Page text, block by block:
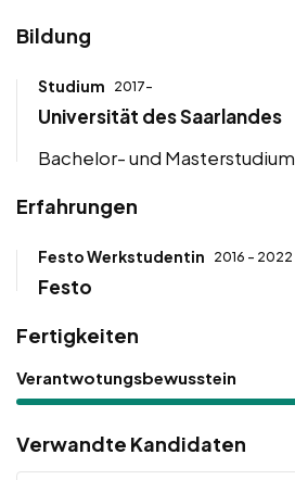
Bildung
Studium 2017-
Universität des Saarlandes
Bachelor- und Masterstudium
Erfahrungen
Festo Werkstudentin 2016 - 2022
Festo
Fertigkeiten
Verantwotungsbewusstein
Verwandte Kandidaten